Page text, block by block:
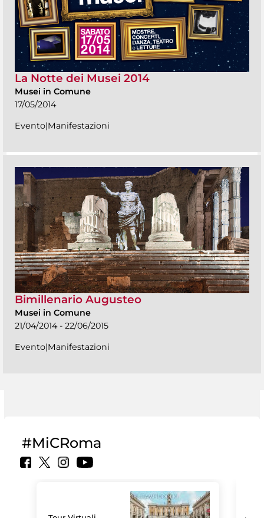
La Notte dei Musei 2014
Musei in Comune
17/05/2014
Evento|Manifestazioni
Bimillenario Augusteo
Musei in Comune
21/04/2014 - 22/06/2015
Evento|Manifestazioni
#MiCRoma